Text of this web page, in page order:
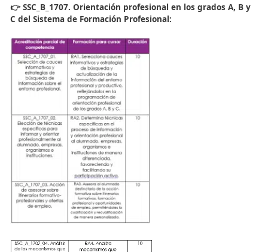
👉 SSC_B_1706. Gestión de materiales, medios y
didácticos de los grados A, B y C del Sistema de
Profesional: